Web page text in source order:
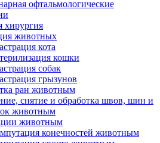
офтальмологические
хирургия
животных
кота
кошки
собак
грызунов
ран животным
снятие и обработка швов, шин и
животным
животным
конечностей животным